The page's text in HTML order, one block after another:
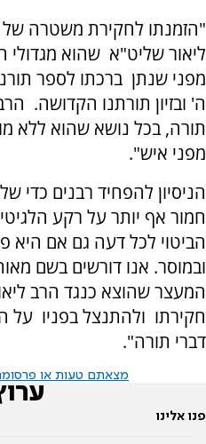
"הזמנתו לחקירת משטרה של
ליאור שליט"א שהוא מגדולי
מפני שנתן ברכתו לספר
ה' ובזיון תורתנו הקדושה.
תורה, בכל נושא שהוא ללא
מפני איש".
הניסיון להפחיד רבנים כדי
חמור אף יותר על רקע
הביטוי לכל דעה גם אם היא
ובמוסר. אנו דורשים בשם
המעצר שהוצא כנגד הרב
חקירתו ולהתנצל בפניו על
דברי תורה".
מצאתם טעות או פרסומת
פנו אלינו